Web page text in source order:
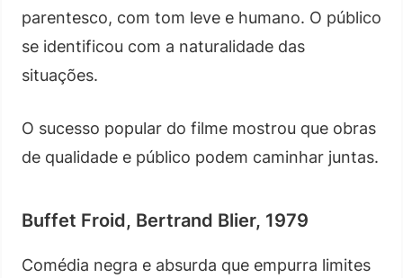
parentesco, com tom leve e humano. O público
se identificou com a naturalidade das
situações.
O sucesso popular do filme mostrou que obras
de qualidade e público podem caminhar juntas.
Buffet Froid, Bertrand Blier, 1979
Comédia negra e absurda que empurra limites